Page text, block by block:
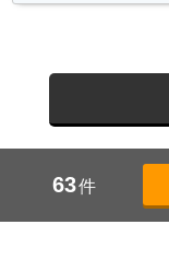
63件